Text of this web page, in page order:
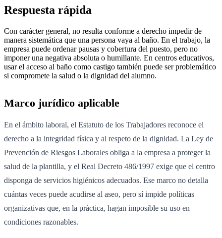
Respuesta rápida
Con carácter general, no resulta conforme a derecho impedir de
manera sistemática que una persona vaya al baño. En el trabajo, la
empresa puede ordenar pausas y cobertura del puesto, pero no
imponer una negativa absoluta o humillante. En centros educativos,
usar el acceso al baño como castigo también puede ser problemático
si compromete la salud o la dignidad del alumno.
Marco jurídico aplicable
En el ámbito laboral, el Estatuto de los Trabajadores reconoce el
derecho a la integridad física y al respeto de la dignidad. La Ley de
Prevención de Riesgos Laborales obliga a la empresa a proteger la
salud de la plantilla, y el Real Decreto 486/1997 exige que el centro
disponga de servicios higiénicos adecuados. Ese marco no detalla
cuántas veces puede acudirse al aseo, pero sí impide políticas
organizativas que, en la práctica, hagan imposible su uso en
condiciones razonables.